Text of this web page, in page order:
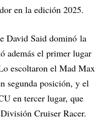
en la edición 2025.
David Said dominó la
además el primer lugar
escoltaron el Mad Max
segunda posición, y el
en tercer lugar, que
Cruiser Racer.